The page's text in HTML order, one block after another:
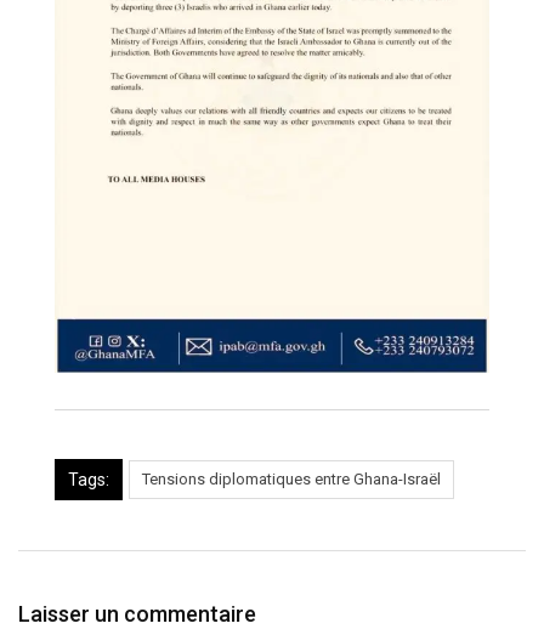
Tags: Tensions diplomatiques entre Ghana-Israël
Laisser un commentaire